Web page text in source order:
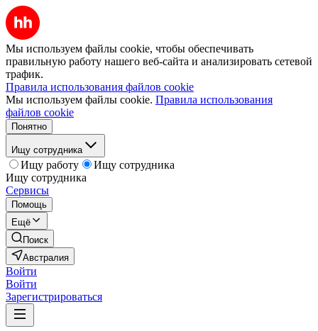
Мы используем файлы cookie, чтобы обеспечивать
правильную работу нашего веб-сайта и анализировать сетевой
трафик.
Правила использования файлов cookie
Мы используем файлы cookie. Правила использования
файлов cookie
Понятно
Ищу сотрудника
Ищу работу
Ищу сотрудника
Ищу сотрудника
Сервисы
Помощь
Ещё
Поиск
Австралия
Войти
Войти
Зарегистрироваться